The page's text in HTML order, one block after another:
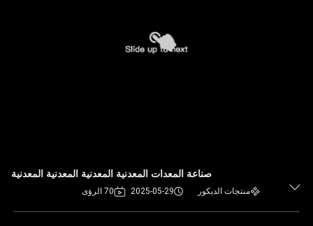
صناعة المعدات المعدنية المعدنية المعدنية المعدنية
منتجات الديكور 2025-05-29 70 الرؤى